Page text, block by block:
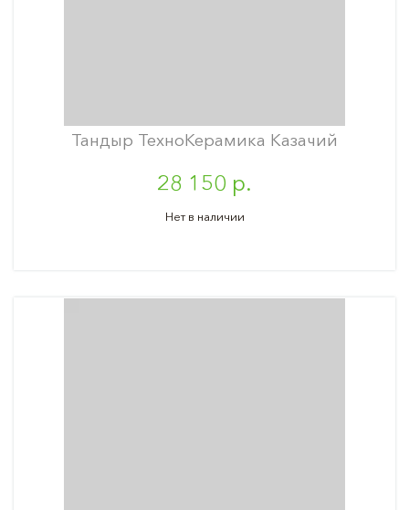
Тандыр ТехноКерамика Казачий
28 150 р.
Нет в наличии